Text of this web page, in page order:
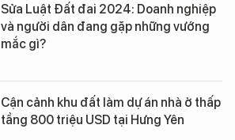
Sửa Luật Đất đai 2024: Doanh nghiệp
và người dân đang gặp những vướng
mắc gì?
Cận cảnh khu đất làm dự án nhà ở thấp
tầng 800 triệu USD tại Hưng Yên